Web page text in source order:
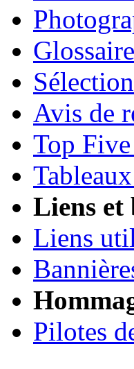
Avis de
Top
Liens et
Liens
Pilotes